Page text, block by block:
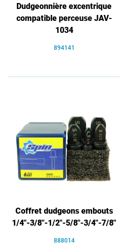
Dudgeonnière excentrique
compatible perceuse JAV-
1034
894141
Coffret dudgeons embouts
1/4"-3/8"-1/2"-5/8"-3/4"-7/8"
888014